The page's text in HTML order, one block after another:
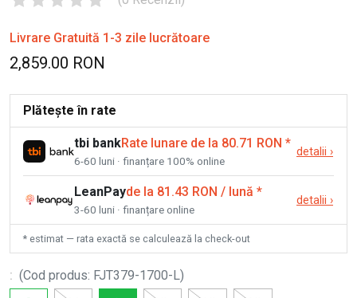
Livrare Gratuită 1-3 zile lucrătoare
2,859.00 RON
Plătește în rate
tbi bankRate lunare de la 80.71 RON *
6-60 luni · finanțare 100% online
detalii ›
LeanPayde la 81.43 RON / lună *
3-60 luni · finanțare online
detalii ›
* estimat — rata exactă se calculează la check-out
: (Cod produs: FJT379-1700-L)